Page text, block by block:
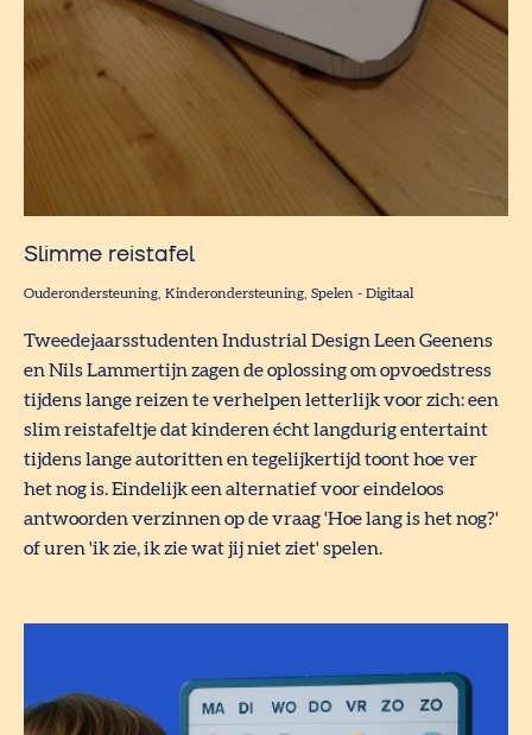
Slimme reistafel
Ouderondersteuning Kinderondersteuning Spelen - Digitaal
Tweedejaarsstudenten Industrial Design Leen Geenens
en Nils Lammertijn zagen de oplossing om opvoedstress
tijdens lange reizen te verhelpen letterlijk voor zich: een
slim reistafeltje dat kinderen écht langdurig entertaint
tijdens lange autoritten en tegelijkertijd toont hoe ver
het nog is. Eindelijk een alternatief voor eindeloos
antwoorden verzinnen op de vraag 'Hoe lang is het nog?'
of uren 'ik zie, ik zie wat jij niet ziet' spelen.